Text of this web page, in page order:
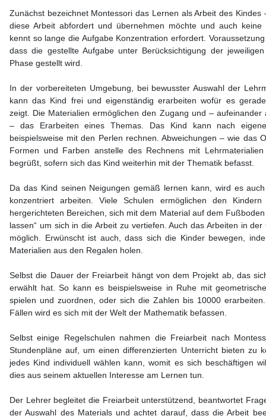
Zunächst bezeichnet Montessori das Lernen als Arbeit des Kindes
diese Arbeit abfordert und übernehmen möchte und auch keine
kennt so lange die Aufgabe Konzentration erfordert.
dass die gestellte Aufgabe unter Berücksichtigung der jeweiligen
Phase gestellt wird.
In der vorbereiteten Umgebung, bei bewusster Auswahl der
kann das Kind frei und eigenständig erarbeiten wofür es
zeigt. Die Materialien ermöglichen den Zugang und – aufeinander
– das Erarbeiten eines Themas. Das Kind kann nach
beispielsweise mit den Perlen rechnen. Abweichungen – wie das
Formen und Farben anstelle des Rechnens mit
begrüßt, sofern sich das Kind weiterhin mit der Thematik befasst.
Da das Kind seinen Neigungen gemäß lernen kann, wird es
konzentriert arbeiten. Viele Schulen ermöglichen den
hergerichteten Bereichen, sich mit dem Material auf dem Fußboden
lassen“ um sich in die Arbeit zu vertiefen. Auch das Arbeiten in der
möglich. Erwünscht ist auch, dass sich die Kinder bewegen,
Materialien aus den Regalen holen.
Selbst die Dauer der Freiarbeit hängt von dem Projekt ab, das
erwählt hat. So kann es beispielsweise in Ruhe mit
spielen und zuordnen, oder sich die Zahlen bis 10000
Fällen wird es sich mit der Welt der Mathematik befassen.
Selbst einige Regelschulen nahmen die Freiarbeit nach
Stundenpläne auf, um einen differenzierten Unterricht bieten zu
jedes Kind individuell wählen kann, womit es sich beschäftigen
dies aus seinem aktuellen Interesse am Lernen tun.
Der Lehrer begleitet die Freiarbeit unterstützend, beantwortet
der Auswahl des Materials und achtet darauf, dass die Arbeit